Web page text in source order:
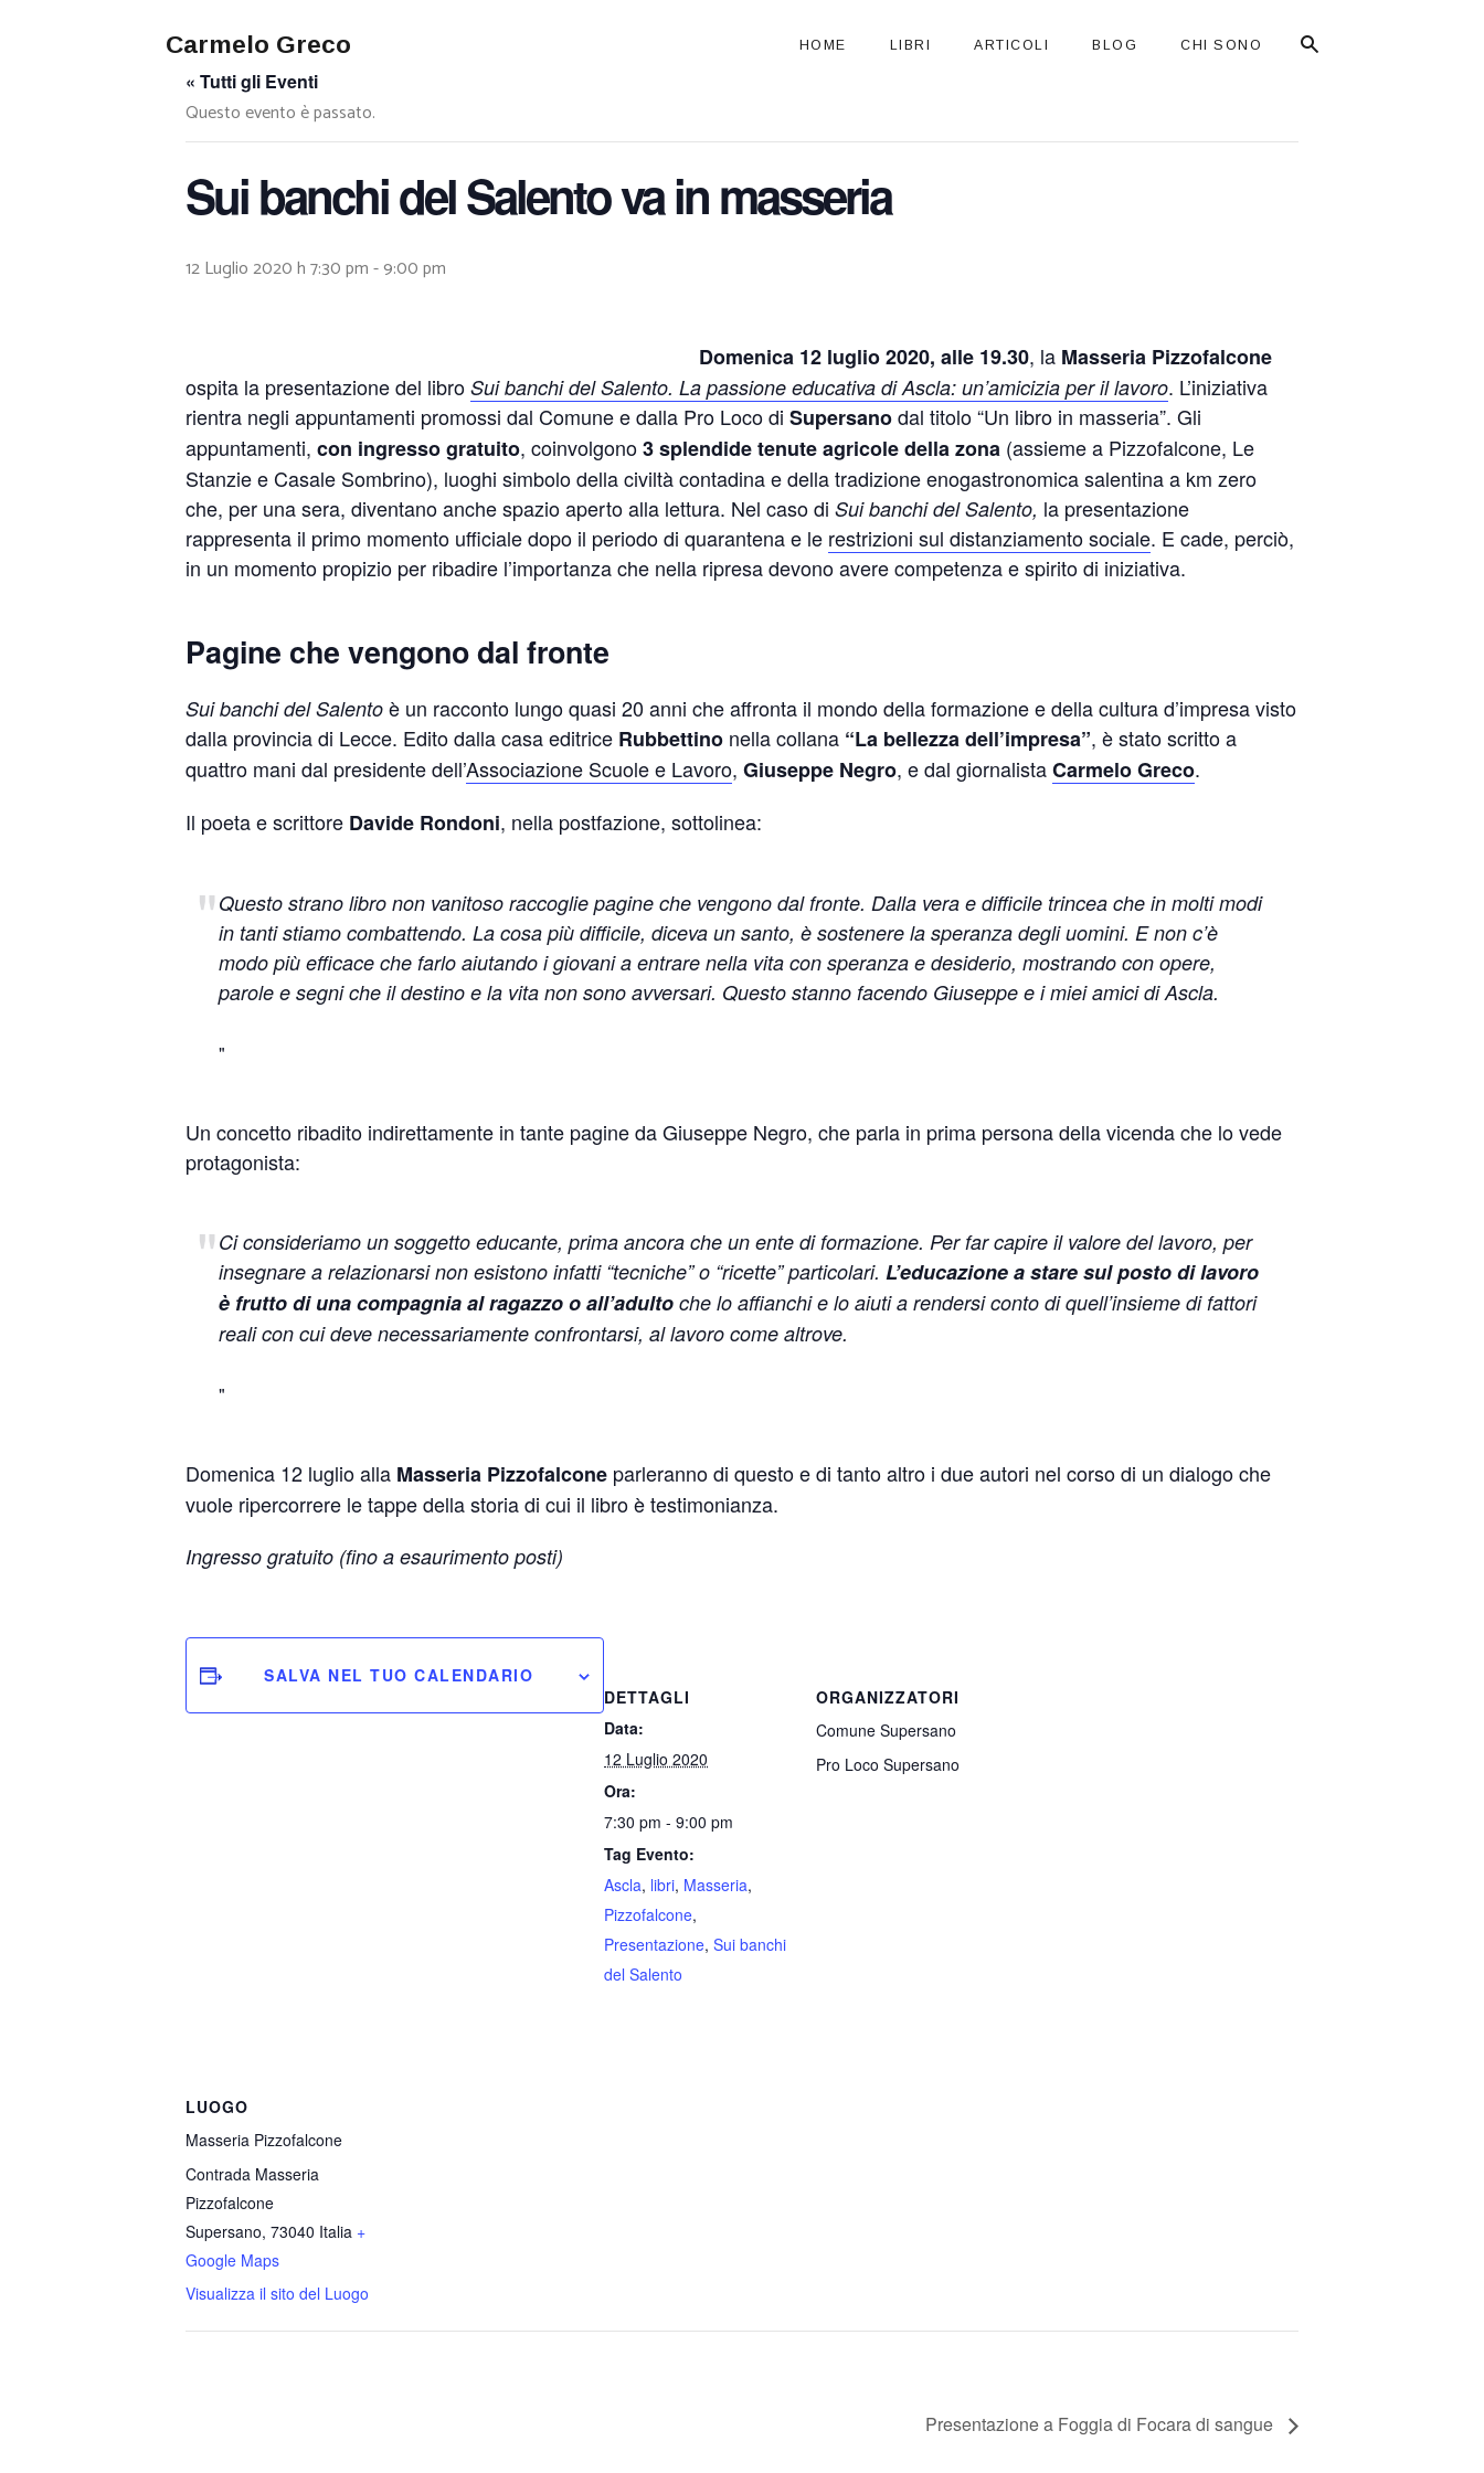
Carmelo Greco HOME LIBRI ARTICOLI BLOG CHI SONO
« Tutti gli Eventi
Questo evento è passato.
Sui banchi del Salento va in masseria
12 Luglio 2020 h 7:30 pm-9:00 pm
Domenica 12 luglio 2020, alle 19.30, la Masseria Pizzofalcone
ospita la presentazione del libro Sui banchi del Salento. La passione educativa di Ascla: un’amicizia per il lavoro. L’iniziativa
rientra negli appuntamenti promossi dal Comune e dalla Pro Loco di Supersanodal titolo “Un libro in masseria”. Gli
appuntamenti, con ingresso gratuito, coinvolgono3 splendide tenute agricole della zona (assieme a Pizzofalcone, Le
Stanzie e Casale Sombrino), luoghi simbolo della civiltà contadina e della tradizione enogastronomica salentina a km zero
che, per una sera, diventano anche spazio aperto alla lettura. Nel caso di Sui banchi del Salento, la presentazione
rappresenta il primo momento ufficiale dopo il periodo di quarantena e le restrizioni sul distanziamento sociale. E cade, perciò,
in un momento propizio per ribadire l’importanza che nella ripresa devono avere competenza e spirito di iniziativa.
Pagine che vengono dal fronte
Sui banchi del Salento è un racconto lungo quasi 20 anni che affronta il mondo della formazione e della cultura d’impresa visto
dalla provincia di Lecce. Edito dalla casa editrice Rubbettino nella collana “La bellezza dell’impresa”, è stato scritto a
quattro mani dal presidente dell’Associazione Scuole e Lavoro, Giuseppe Negro, e dal giornalistaCarmelo Greco.
Il poeta e scrittore Davide Rondoni, nella postfazione, sottolinea:
Questo strano libro non vanitoso raccoglie pagine che vengono dal fronte. Dalla vera e difficile trincea che in molti modi
in tanti stiamo combattendo. La cosa più difficile, diceva un santo, è sostenere la speranza degli uomini. E non c’è
modo più efficace che farlo aiutando i giovani a entrare nella vita con speranza e desiderio, mostrando con opere,
parole e segni che il destino e la vita non sono avversari. Questo stanno facendo Giuseppe e i miei amici di Ascla.
Un concetto ribadito indirettamente in tante pagine da Giuseppe Negro, che parla in prima persona della vicenda che lo vede
protagonista:
Ci consideriamo un soggetto educante, prima ancora che un ente di formazione. Per far capire il valore del lavoro, per
insegnare a relazionarsi non esistono infatti “tecniche” o “ricette” particolari. L’educazione a stare sul posto di lavoro
è frutto di una compagnia al ragazzo o all’adulto che lo affianchi e lo aiuti a rendersi conto di quell’insieme di fattori
reali con cui deve necessariamente confrontarsi, al lavoro come altrove.
Domenica 12 luglio alla Masseria Pizzofalcone parleranno di questo e di tanto altro i due autori nel corso di un dialogo che
vuole ripercorrere le tappe della storia di cui il libro è testimonianza.
Ingresso gratuito (fino a esaurimento posti)
SALVA NEL TUO CALENDARIO
DETTAGLI
Data:
12 Luglio 2020
Ora:
7:30 pm - 9:00 pm
Tag Evento:
Ascla, libri, Masseria,
Pizzofalcone,
Presentazione, Sui banchi
del Salento
ORGANIZZATORI
Comune Supersano
Pro Loco Supersano
LUOGO
Masseria Pizzofalcone
Contrada Masseria
Pizzofalcone
Supersano, 73040 Italia +
Google Maps
Visualizza il sito del Luogo
Presentazione a Foggia di Focara di sangue